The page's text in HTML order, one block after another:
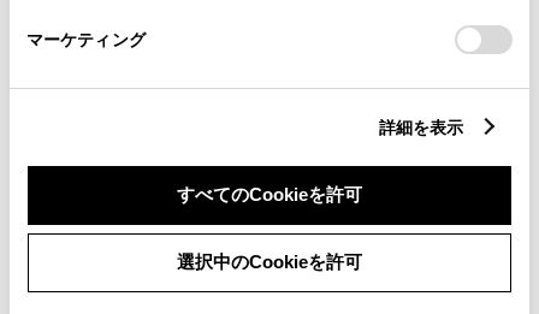
マーケティング
詳細を表示
すべてのCookieを許可
選択中のCookieを許可
Eメール
メールアドレス